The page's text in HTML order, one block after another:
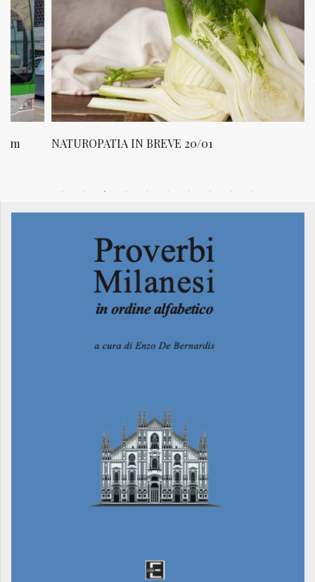
NATUROPATIA IN BREVE 20/01